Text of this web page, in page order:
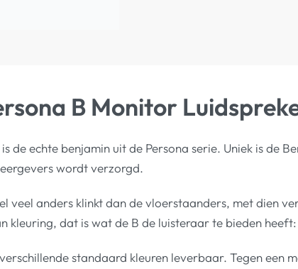
B Monitor
de echte benjamin uit de Persona serie. Uniek is de
wordt verzorgd.
veel anders klinkt dan de vloerstaanders, met dien
kleuring, dat is wat de B de luisteraar te bieden heeft:
standaard kleuren leverbaar. Tegen een